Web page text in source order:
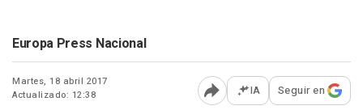
Europa Press Nacional
Martes, 18 abril 2017
Actualizado: 12:38
Abrir opciones para
IA Seguir en